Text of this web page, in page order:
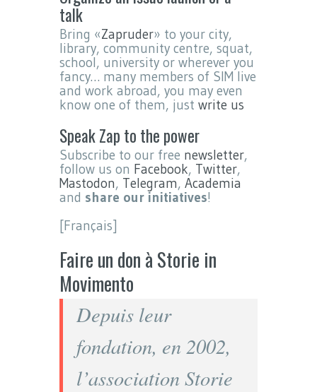
talk
Bring «Zapruder» to your city,
library, community centre, squat,
school, university or wherever you
fancy… many members of SIM live
and work abroad, you may even
know one of them, just write us
Speak Zap to the power
Subscribe to our free newsletter,
follow us on Facebook, Twitter,
Mastodon, Telegram, Academia
and share our initiatives!
[Français]
Faire un don à Storie in
Movimento
Depuis leur
fondation, en 2002,
l’association Storie